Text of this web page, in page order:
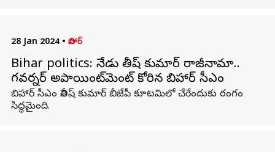
28 Jan 2024 • బిహార్
Bihar politics: నేడు నితీష్ కుమార్ రాజీనామా..
గవర్నర్ అపాయింట్‌మెంట్ కోరిన బిహార్ సీఎం
బిహార్ సీఎం నితీష్ కుమార్ బీజేపీ కూటమిలో చేరేందుకు రంగం
సిద్ధమైంది.